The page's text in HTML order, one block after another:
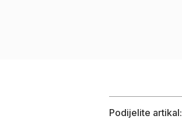
Podijelite artikal: